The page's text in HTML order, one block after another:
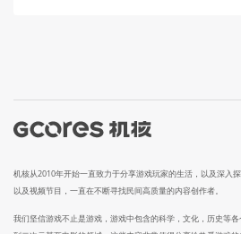
机核从2010年开始一直致力于分享游戏玩家的生活，以及深入
以及视频节目，一直在不断寻找民间高质量的内容创作者。
我们坚信游戏不止是游戏，游戏中包含的科学，文化，历史等